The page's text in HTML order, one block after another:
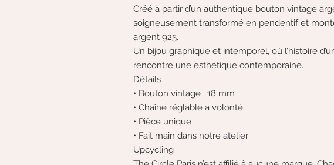
Créé à partir d’un authentique bouton vintage
soigneusement transformé en pendentif et
argent 925.
Un bijou graphique et intemporel, où l’histoire
rencontre une esthétique contemporaine.
Détails
• Bouton vintage : 18 mm
• Chaîne réglable a volonté
• Pièce unique
• Fait main dans notre atelier
Upcycling